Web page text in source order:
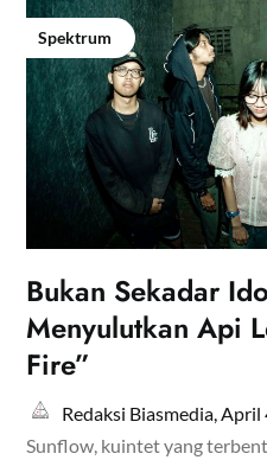
Spektrum
Bukan Sekadar
Menyulutkan Api
Fire”
Redaksi Biasmedia, April
Sunflow, kuintet yang